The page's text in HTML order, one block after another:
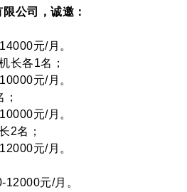
公司，诚邀：
元/月。
长各1名；
元/月。
元/月。
2名；
元/月。
元/月。